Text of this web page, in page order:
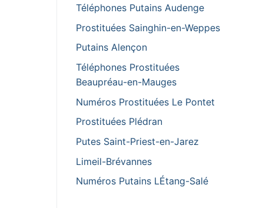
Téléphones Putains Audenge
Prostituées Sainghin-en-Weppes
Putains Alençon
Téléphones Prostituées
Beaupréau-en-Mauges
Numéros Prostituées Le Pontet
Prostituées Plédran
Putes Saint-Priest-en-Jarez
Limeil-Brévannes
Numéros Putains LÉtang-Salé